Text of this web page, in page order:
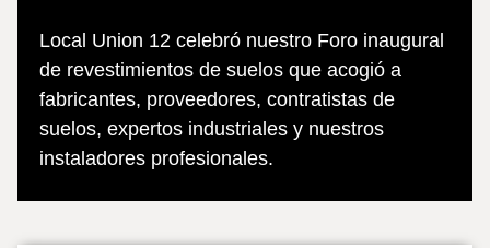
Local Union 12 celebró nuestro Foro inaugural
de revestimientos de suelos que acogió a
fabricantes, proveedores, contratistas de
suelos, expertos industriales y nuestros
instaladores profesionales.